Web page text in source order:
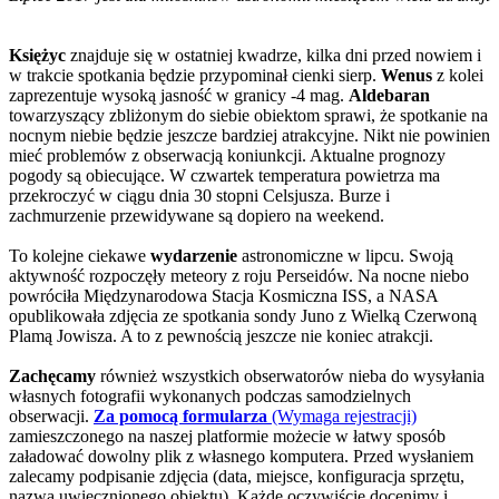
Księżyc znajduje się w ostatniej kwadrze, kilka dni przed nowiem i
w trakcie spotkania będzie przypominał cienki sierp. Wenus z kolei
zaprezentuje wysoką jasność w granicy -4 mag. Aldebaran
towarzyszący zbliżonym do siebie obiektom sprawi, że spotkanie na
nocnym niebie będzie jeszcze bardziej atrakcyjne. Nikt nie powinien
mieć problemów z obserwacją koniunkcji. Aktualne prognozy
pogody są obiecujące. W czwartek temperatura powietrza ma
przekroczyć w ciągu dnia 30 stopni Celsjusza. Burze i
zachmurzenie przewidywane są dopiero na weekend.
To kolejne ciekawe wydarzenie astronomiczne w lipcu. Swoją
aktywność rozpoczęły meteory z roju Perseidów. Na nocne niebo
powróciła Międzynarodowa Stacja Kosmiczna ISS, a NASA
opublikowała zdjęcia ze spotkania sondy Juno z Wielką Czerwoną
Plamą Jowisza. A to z pewnością jeszcze nie koniec atrakcji.
Zachęcamy również wszystkich obserwatorów nieba do wysyłania
własnych fotografii wykonanych podczas samodzielnych
obserwacji. Za pomocą formularza (Wymaga rejestracji)
zamieszczonego na naszej platformie możecie w łatwy sposób
załadować dowolny plik z własnego komputera. Przed wysłaniem
zalecamy podpisanie zdjęcia (data, miejsce, konfiguracja sprzętu,